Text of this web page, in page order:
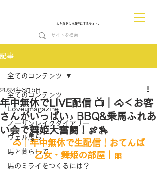
人と馬をより身近にするサイト。
記事
全てのコンテンツ
Loveumagazine
ノーザンレイクダイアリー
ヴェル馬ら
馬と暮らして
馬のミライをつくるには？
全てのコンテンツ
年中無休でLIVE配信 📺｜🐴＜お客
さんがいっぱい♪ BBQ&乗馬ふれあ
い会で舞姫大奮闘！🍖🏇
2024年3月5日
🐴｜年中無休で生配信！おてんば
乙女・舞姫の部屋｜🎀